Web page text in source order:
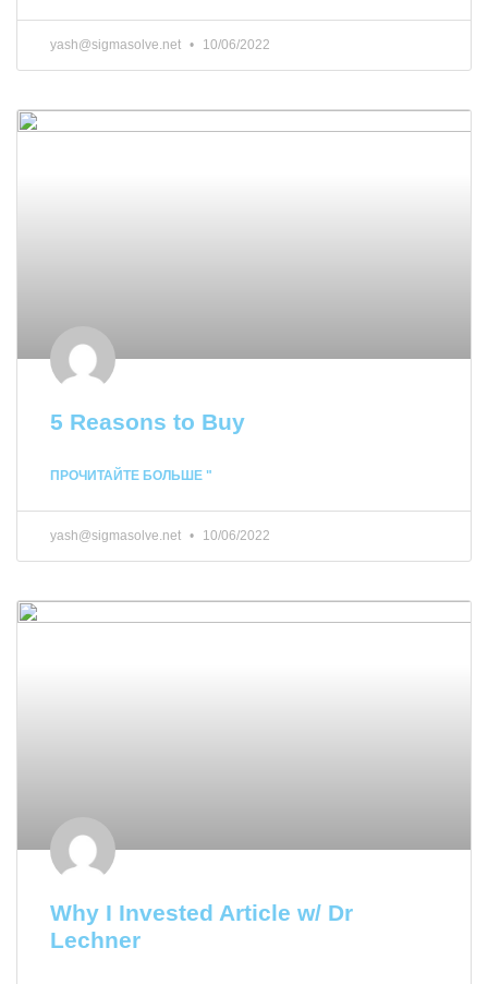
yash@sigmasolve.net 10/06/2022
5 Reasons to Buy
ПРОЧИТАЙТЕ БОЛЬШЕ "
yash@sigmasolve.net 10/06/2022
Why I Invested Article w/ Dr
Lechner